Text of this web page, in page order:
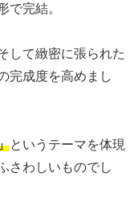
で完結。
して緻密に張られた
完成度を高めまし
というテーマを体現
さわしいものでし